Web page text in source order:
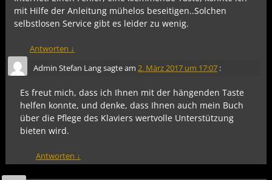
mit Hilfe der Anleitung mühelos beseitigen..Solchen
selbstlosen Service gibt es leider zu wenig.
Antworten ↓
Admin Stefan Langsagte am 2. März 2017 um 17:07 :
Es freut mich, dass ich Ihnen mit der hängenden Taste
helfen konnte, und denke, dass Ihnen auch mein Buch
über die Pflege des Klaviers wertvolle Unterstützung
bieten wird.
Antworten ↓